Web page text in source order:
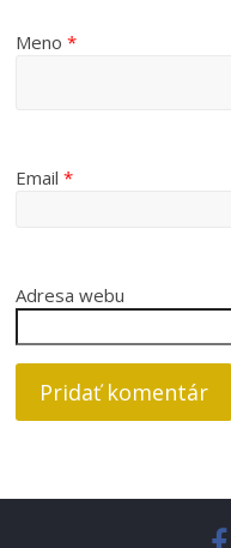
Meno*
Email*
Adresa webu